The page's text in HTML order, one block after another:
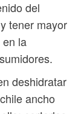
del
tener mayor
la
deshidratar
ancho